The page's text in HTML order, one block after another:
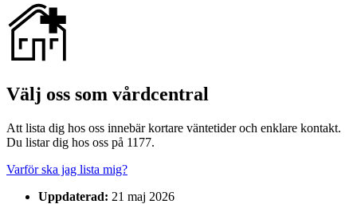
Välj oss som vårdcentral
Att lista dig hos oss innebär kortare väntetider och enklare kontakt.
Du listar dig hos oss på 1177.
Varför ska jag lista mig?
Uppdaterad: 21 maj 2026